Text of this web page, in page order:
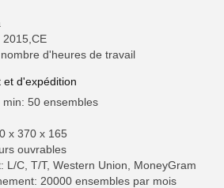
2015,CE
d'heures de travail
et d'expédition
50 ensembles
x 370 x 165
ouvrables
L/C, T/T, Western Union, MoneyGram
20000 ensembles par mois